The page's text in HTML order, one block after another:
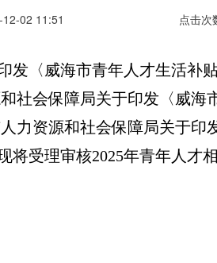
02 11:51 点击次
〈威海市青年人才生活补贴
社会保障局关于印发〈威海
力资源和社会保障局关于印
受理审核2025年青年人才